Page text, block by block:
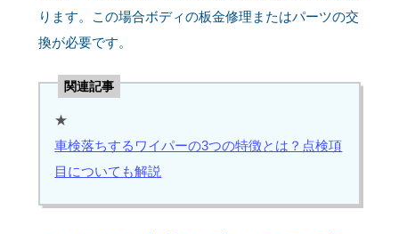
ります。この場合ボディの板金修理またはパーツの交
換が必要です。
関連記事
★
車検落ちするワイパーの3つの特徴とは？点検項
目についても解説